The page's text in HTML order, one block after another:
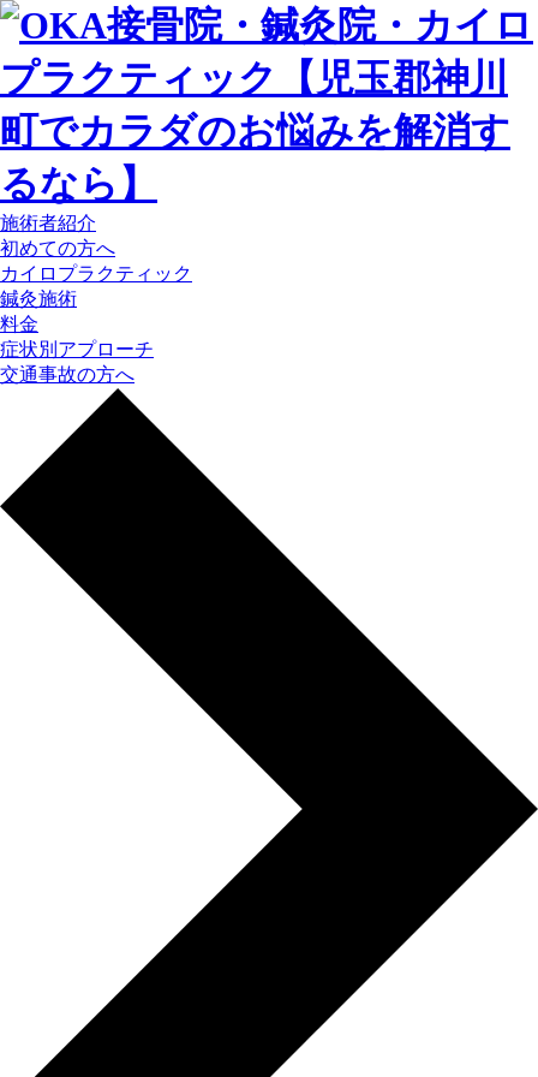
施術者紹介
初めての方へ
カイロプラクティック
鍼灸施術
料金
症状別アプローチ
交通事故の方へ